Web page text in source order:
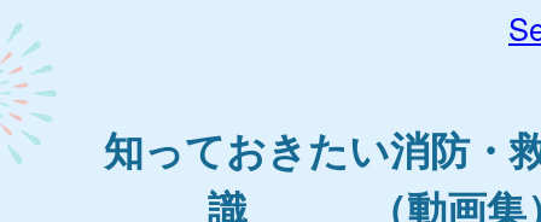
知っておきたい消防・
識 （動画集